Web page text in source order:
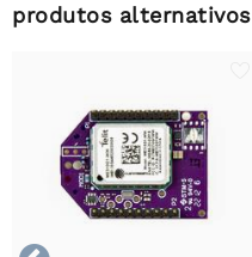
produtos alternativos